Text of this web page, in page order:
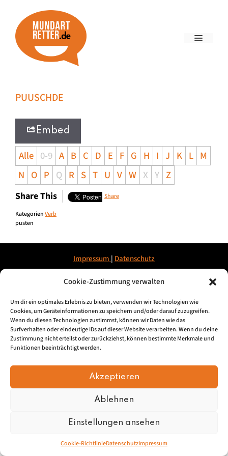
Cookie-Zustimmung verwalten
Um dir ein optimales Erlebnis zu bieten, verwenden wir Technologien wie
Cookies, um Geräteinformationen zu speichern und/oder darauf zuzugreifen.
Wenn du diesen Technologien zustimmst, können wir Daten wie das
Surfverhalten oder eindeutige IDs auf dieser Website verarbeiten. Wenn du deine
Zustimmung nicht erteilst oder zurückziehst, können bestimmte Merkmale und
Funktionen beeinträchtigt werden.
Akzeptieren
Ablehnen
Einstellungen ansehen
Cookie-RichtlinieDatenschutzImpressum
PUUSCHDE
Embed
Alle 0-9 A B C D E F G H I J K L M
N O P Q R S T U V W X Y Z
Share This Share
KategorienVerb
pusten
Impressum | Datenschutz
© 2026, Mundartretter.de